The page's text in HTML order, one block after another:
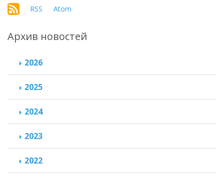
RSS Atom
Архив новостей
2026
2025
2024
2023
2022